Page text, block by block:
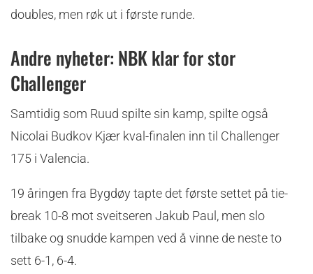
doubles, men røk ut i første runde.
Andre nyheter: NBK klar for stor
Challenger
Samtidig som Ruud spilte sin kamp, spilte også
Nicolai Budkov Kjær kval-finalen inn til Challenger
175 i Valencia.
19 åringen fra Bygdøy tapte det første settet på tie-
break 10-8 mot sveitseren Jakub Paul, men slo
tilbake og snudde kampen ved å vinne de neste to
sett 6-1, 6-4.